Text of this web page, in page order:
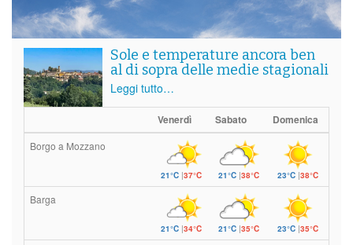
Sole e temperature ancora ben
al di sopra delle medie stagionali
Leggi tutto…
Venerdì Sabato Domenica
Borgo a Mozzano
21°C|37°C 21°C|38°C 23°C |38°C
Barga
21°C|34°C 21°C|35°C 23°C |35°C